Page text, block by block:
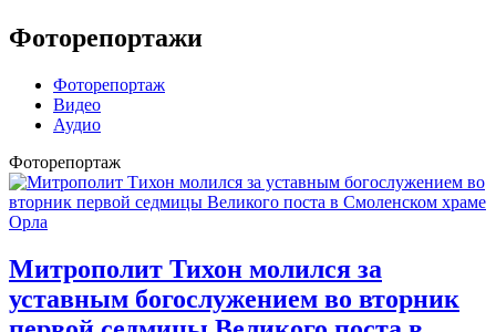
Фоторепортажи
Фоторепортаж
Видео
Аудио
Фоторепортаж
Митрополит Тихон молился за
уставным богослужением во вторник